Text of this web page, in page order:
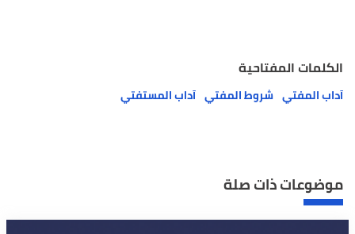
الكلمات المفتاحية
آداب المفتي شروط المفتي آداب المستفتي
موضوعات ذات صلة